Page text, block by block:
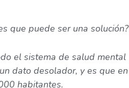
que puede ser una solución?
el sistema de salud mental
dato desolador, y es que en
habitantes.